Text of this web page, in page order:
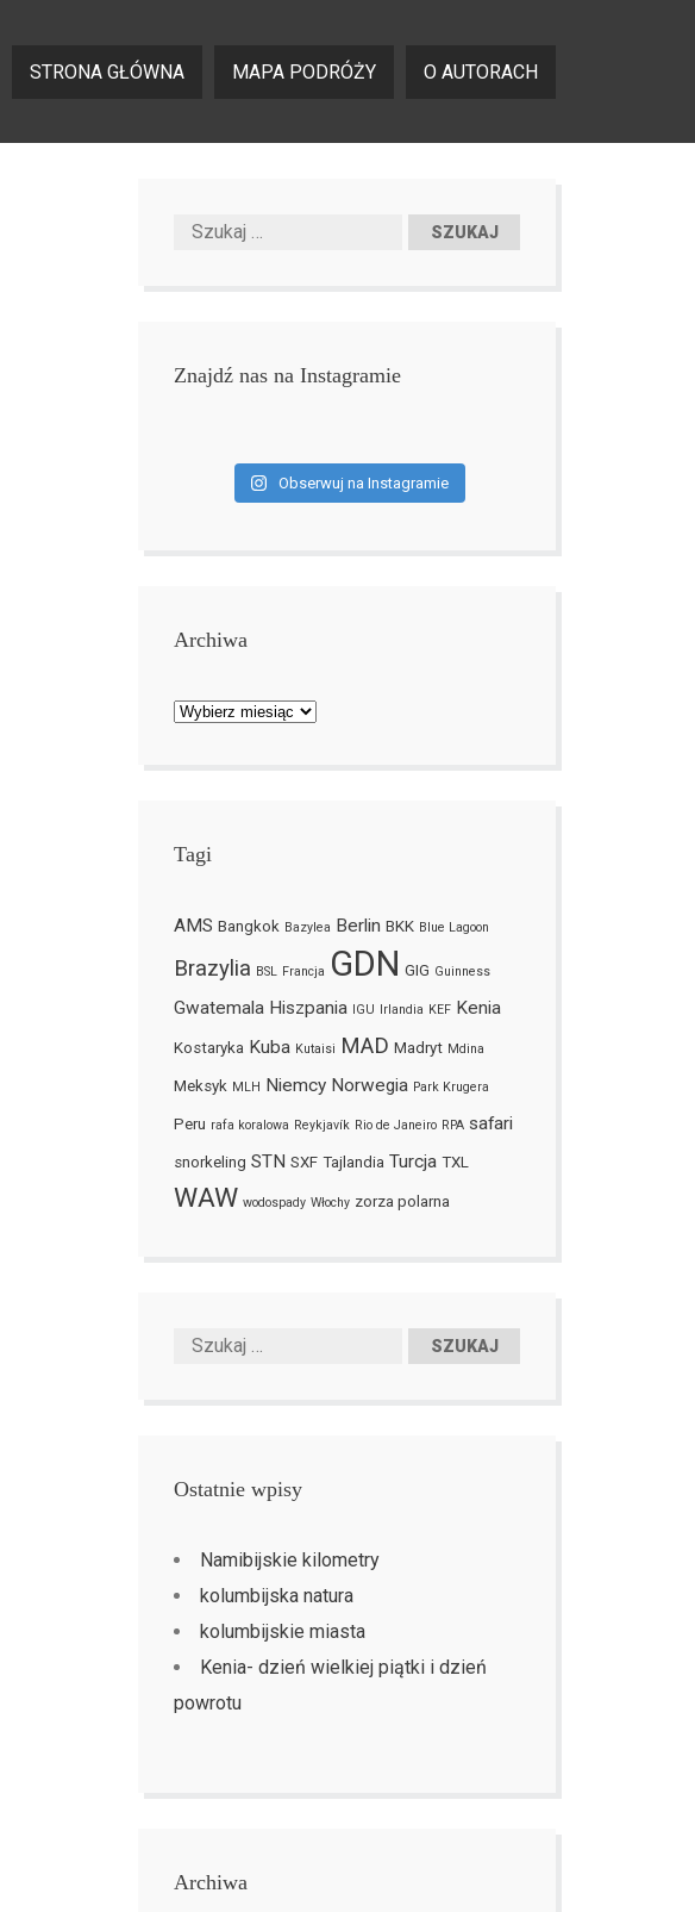
STRONA GŁÓWNA MAPA PODRÓŻY O AUTORACH
Znajdź nas na Instagramie
Obserwuj na Instagramie
Archiwa
Archiwa
Tagi
AMS Bangkok Bazylea Berlin BKK Blue Lagoon
Brazylia BSL Francja GDN GIG Guinness
Gwatemala Hiszpania IGU Irlandia KEF Kenia
Kostaryka Kuba Kutaisi MAD Madryt Mdina
Meksyk MLH Niemcy Norwegia Park Krugera
Peru rafa koralowa Reykjavík Rio de Janeiro RPA safari
snorkeling STN SXF Tajlandia Turcja TXL
WAW wodospady Włochy zorza polarna
Ostatnie wpisy
Namibijskie kilometry
kolumbijska natura
kolumbijskie miasta
Kenia- dzień wielkiej piątki i dzień
powrotu
Archiwa